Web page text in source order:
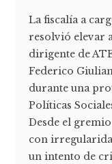
La fiscalía a
resolvió elevar
dirigente de
Federico
durante una
Políticas
Desde el
con
un intento de